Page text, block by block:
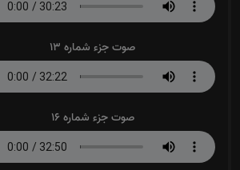
صوت جزء شماره 13
صوت جزء شماره 16